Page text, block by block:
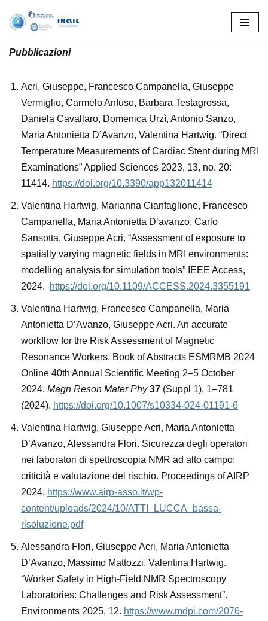
Vai
al
Pubblicazioni
Acri, Giuseppe, Francesco Campanella, Giuseppe
Vermiglio, Carmelo Anfuso, Barbara Testagrossa,
Daniela Cavallaro, Domenica Urzì, Antonio Sanzo,
Maria Antonietta D’Avanzo, Valentina Hartwig. “Direct
Temperature Measurements of Cardiac Stent during MRI
Examinations” Applied Sciences 2023, 13, no. 20:
11414. https://doi.org/10.3390/app132011414
Valentina Hartwig, Marianna Cianfaglione, Francesco
Campanella, Maria Antonietta D’avanzo, Carlo
Sansotta, Giuseppe Acri. “Assessment of exposure to
spatially varying magnetic fields in MRI environments:
modelling analysis for simulation tools” IEEE Access,
2024.
https://doi.org/10.1109/ACCESS.2024.3355191
Valentina Hartwig, Francesco Campanella, Maria
Antonietta D’Avanzo, Giuseppe Acri. An accurate
workflow for the Risk Assessment of Magnetic
Resonance Workers. Book of Abstracts ESMRMB 2024
Online 40th Annual Scientific Meeting 2–5 October
2024. Magn Reson Mater Phy 37 (Suppl 1), 1–781
(2024). https://doi.org/10.1007/s10334-024-01191-6
Valentina Hartwig, Giuseppe Acri, Maria Antonietta
D’Avanzo, Alessandra Flori. Sicurezza degli operatori
nei laboratori di spettroscopia NMR ad alto campo:
criticità e valutazione del rischio. Proceedings of AIRP
2024. https://www.airp-asso.it/wp-
content/uploads/2024/10/ATTI_LUCCA_bassa-
risoluzione.pdf
Alessandra Flori, Giuseppe Acri, Maria Antonietta
D’Avanzo, Massimo Mattozzi, Valentina Hartwig.
“Worker Safety in High-Field NMR Spectroscopy
Laboratories: Challenges and Risk Assessment”.
Environments 2025, 12. https://www.mdpi.com/2076-